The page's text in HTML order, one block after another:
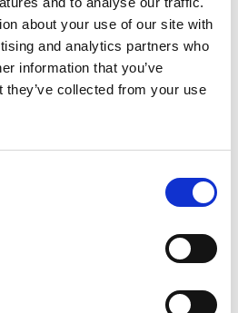
about your use of our site with
and analytics partners who
information that you’ve
they’ve collected from your use